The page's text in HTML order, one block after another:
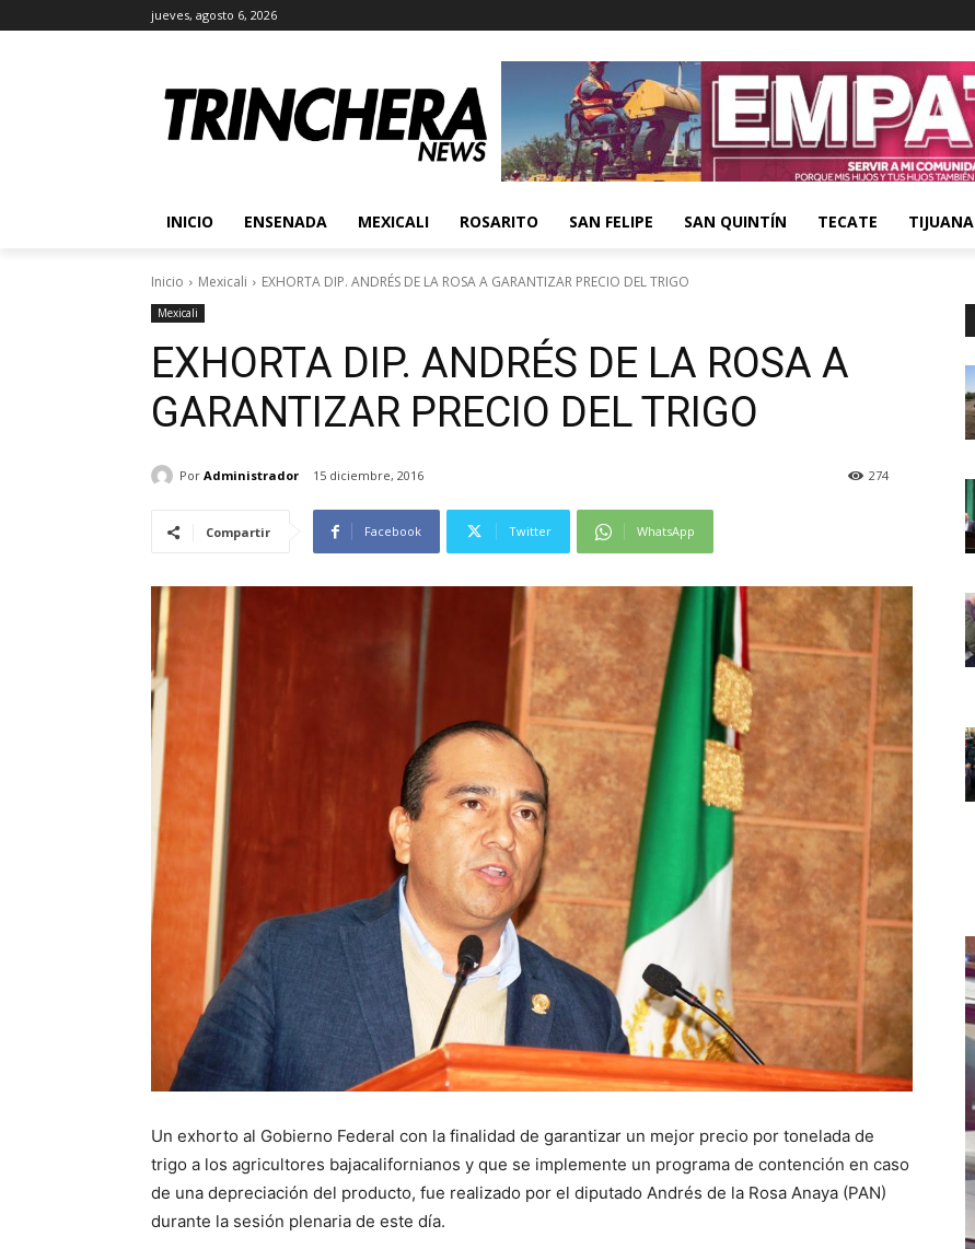
jueves, agosto 6, 2026
INICIO ENSENADA MEXICALI ROSARITO SAN FELIPE SAN QUINTÍN TECATE TIJUANA
Inicio Mexicali EXHORTA DIP. ANDRÉS DE LA ROSA A GARANTIZAR PRECIO DEL TRIGO
Mexicali
EXHORTA DIP. ANDRÉS DE LA ROSA A
GARANTIZAR PRECIO DEL TRIGO
Por Administrador 15 diciembre, 2016 274
Compartir Facebook Twitter WhatsApp
Un exhorto al Gobierno Federal con la finalidad de garantizar un mejor precio por tonelada de
trigo a los agricultores bajacalifornianos y que se implemente un programa de contención en caso
de una depreciación del producto, fue realizado por el diputado Andrés de la Rosa Anaya (PAN)
durante la sesión plenaria de este día.